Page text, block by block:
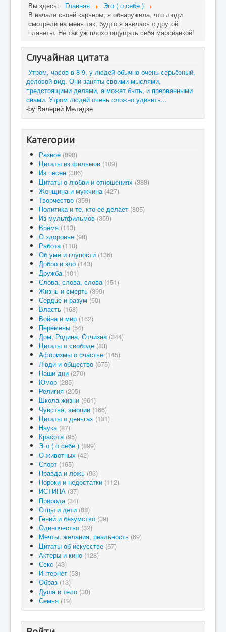
Вы здесь: Главная
Эго ( о себе )
В начале своей карьеры, я обнаружила, что люди
смотрели на меня так, будто я явилась с другой
планеты. Не так уж плохо ощущать себя марсианкой!
Случайная цитата
Утром, часов в 8-9, у людей обычно очень серьёзный,
деловой вид. Они заняты своими мыслями,
предстоящими делами, а может быть, и прерванными
снами. Утром людей очень сложно удивить...
-by Валерий Меладзе
Категории
Разное (898)
Цитаты из фильмов (109)
Из песен (386)
Цитаты о любви и отношениях (388)
Женщина и мужчина (427)
Творчество (359)
Политика и те, кто ее делает (805)
Из мультфильмов (359)
Время (113)
О здоровье (98)
Работа (110)
Об уме и глупости (136)
Добро и зло (143)
Дружба (101)
Слова, слова, слова (151)
Жизнь и смерть (399)
Сердце и разум (50)
Власть (168)
Война и мир (162)
Перемены (54)
Дом, Родина, Отчизна (344)
Цитаты о свободе (83)
Афоризмы о счастье (145)
Люди и общество (675)
Наши дни (270)
Юмор (285)
Религия (205)
Школа жизни (661)
Чувства, эмоции (166)
Цитаты о деньгах (131)
Наука (87)
Красота (95)
Эго ( о себе ) (899)
О животных (42)
Спорт (165)
Правда и ложь (93)
Пороки и недостатки (112)
ИСТИНА (37)
Природа (34)
Отцы и дети (88)
Гений и безумство (39)
Одиночество (32)
Мечты, желания, реальность (69)
Цитаты об искусстве (57)
Актеры и кино (128)
Секс (43)
Интернет (53)
Образ (13)
Душа и тело (30)
Семья (19)